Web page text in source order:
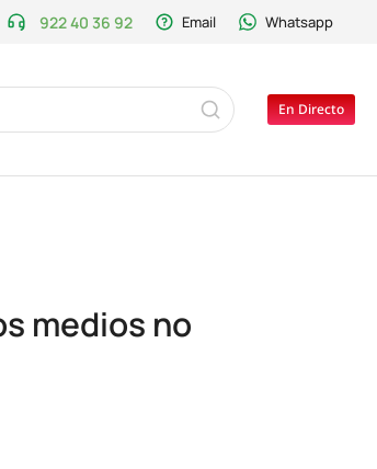
922 40 36 92 Email Whatsapp
En Directo
medios no